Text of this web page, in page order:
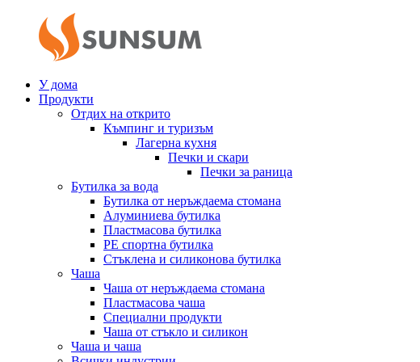
У дома
Продукти
Отдих на открито
Къмпинг и туризъм
Лагерна кухня
Печки и скари
Печки за раница
Бутилка за вода
Бутилка от неръждаема стомана
Алуминиева бутилка
Пластмасова бутилка
PE спортна бутилка
Стъклена и силиконова бутилка
Чаша
Чаша от неръждаема стомана
Пластмасова чаша
Специални продукти
Чаша от стъкло и силикон
Чаша и чаша